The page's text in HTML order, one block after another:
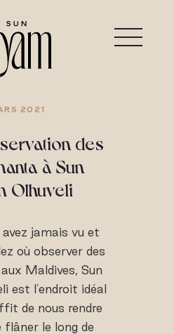
2021
des
à Sun
Olhuveli
avez jamais vu et
où observer des
Maldives, Sun
est l'endroit idéal
de nous rendre
le long de